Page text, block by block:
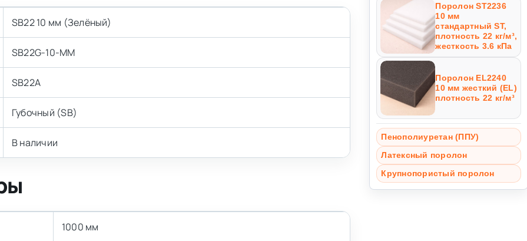
SB22 10 мм (Зелёный)
SB22G-10-MM
SB22A
Губочный (SB)
В наличии
1000 мм
Поролон ST2236
10 мм
стандартный ST,
плотность 22 кг/м³,
жесткость 3.6 кПа
Поролон EL2240
10 мм жесткий (EL)
плотность 22 кг/м³
Пенополиуретан (ППУ)
Латексный поролон
Крупнопористый поролон